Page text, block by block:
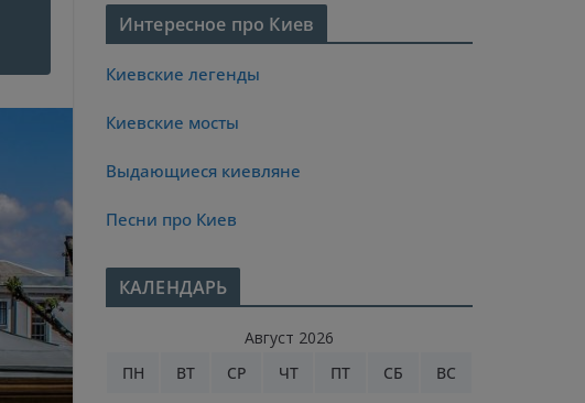
Интересное про Киев
Киевские легенды
Киевские мосты
Выдающиеся киевляне
Песни про Киев
КАЛЕНДАРЬ
Август 2026
ПН
ВТ СР ЧТ ПТ СБ ВС